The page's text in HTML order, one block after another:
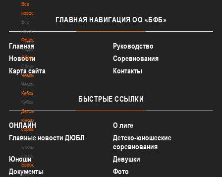
Все
новости
Все
новости
Федерация
Федерация
Сборные
Сборные
Чемпионат
Чемпионат
Кубок
Кубок
Детско-
юношеские
соревнования
Детско-
юношеские
соревнования
Еврокубки
Еврокубки
ГЛАВНАЯ НАВИГАЦИЯ ОО «БФБ»
Главная
Руководство
Новости
Соревнования
Карта сайта
Контакты
БЫСТРЫЕ ССЫЛКИ
ОНЛАЙН
О лиге
Главные новости ДЮБЛ
Детско-юношеские
соревнования
Юноши
Девушки
Документы
Фото